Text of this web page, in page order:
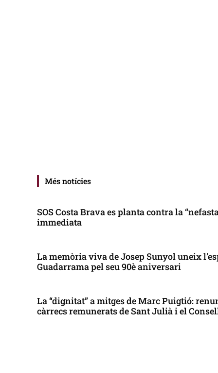
Més notícies
SOS Costa Brava es planta contra la
immediata
La memòria viva de Josep Sunyol uneix
Guadarrama pel seu 90è aniversari
La “dignitat” a mitges de Marc Puigtió:
càrrecs remunerats de Sant Julià i el